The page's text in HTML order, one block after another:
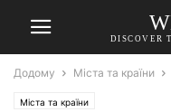
DISCOVER
Додому Міста та країни
Міста та країни